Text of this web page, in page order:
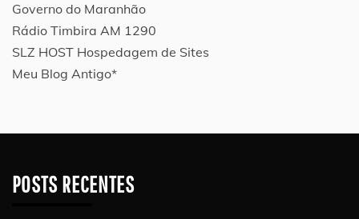
Governo do Maranhão
Rádio Timbira AM 1290
SLZ HOST Hospedagem de Sites
Meu Blog Antigo*
POSTS RECENTES